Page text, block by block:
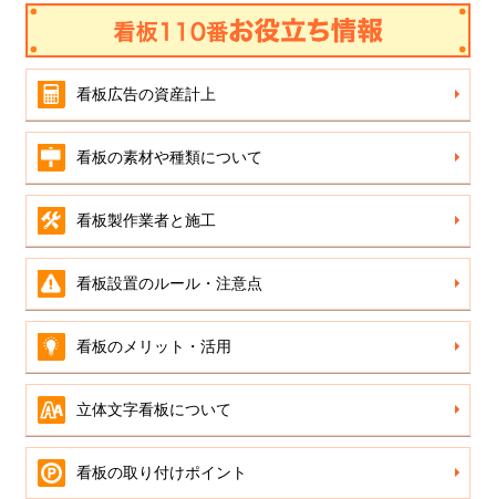
看板広告の資産計上
看板の素材や種類について
看板製作業者と施工
看板設置のルール・注意点
看板のメリット・活用
立体文字看板について
看板の取り付けポイント